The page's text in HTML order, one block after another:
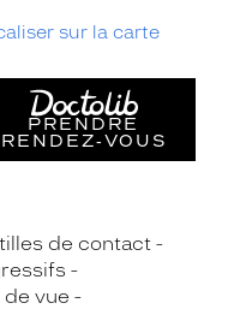
sur la carte
PRENDRE
RENDEZ‑VOUS
de contact
vue